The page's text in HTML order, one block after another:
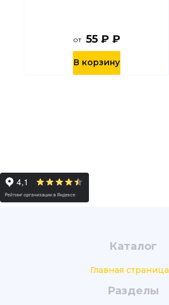
от 55 ₽ ₽
В корзину
Каталог
Главная страница
Разделы